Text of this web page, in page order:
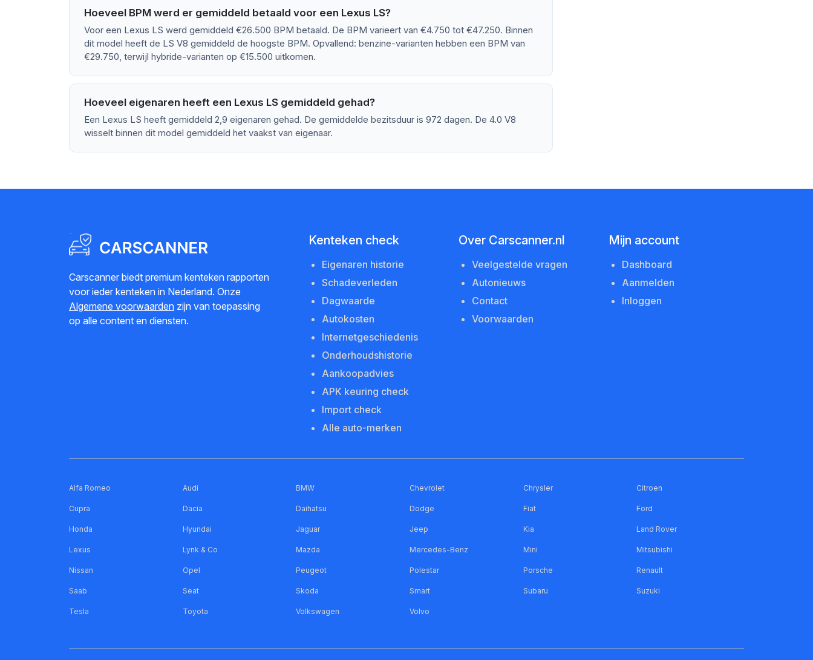
Hoeveel BPM werd er gemiddeld betaald voor een Lexus LS?
Voor een Lexus LS werd gemiddeld €26.500 BPM betaald. De BPM varieert van €4.750 tot €47.250. Binnen
dit model heeft de LS V8 gemiddeld de hoogste BPM. Opvallend: benzine-varianten hebben een BPM van
€29.750, terwijl hybride-varianten op €15.500 uitkomen.
Hoeveel eigenaren heeft een Lexus LS gemiddeld gehad?
Een Lexus LS heeft gemiddeld 2,9 eigenaren gehad. De gemiddelde bezitsduur is 972 dagen. De 4.0 V8
wisselt binnen dit model gemiddeld het vaakst van eigenaar.
Carscanner biedt premium kenteken rapporten
voor ieder kenteken in Nederland. Onze
Algemene voorwaarden zijn van toepassing
op alle content en diensten.
Kenteken check
Eigenaren historie
Schadeverleden
Dagwaarde
Autokosten
Internetgeschiedenis
Onderhoudshistorie
Aankoopadvies
APK keuring check
Import check
Alle auto-merken
Over Carscanner.nl
Veelgestelde vragen
Autonieuws
Contact
Voorwaarden
Mijn account
Dashboard
Aanmelden
Inloggen
Alfa Romeo Audi BMW Chevrolet Chrysler Citroen
Cupra Dacia Daihatsu Dodge Fiat Ford
Honda Hyundai Jaguar Jeep Kia Land Rover
Lexus Lynk & Co Mazda Mercedes-Benz Mini Mitsubishi
Nissan Opel Peugeot Polestar Porsche Renault
Saab Seat Skoda Smart Subaru Suzuki
Tesla Toyota Volkswagen Volvo